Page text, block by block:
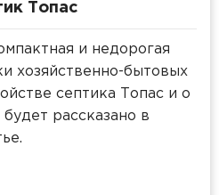
а также
массы
в горизонтальном
Топас
и недорогая
хозяйственно-бытовых
септика Топас и о
рассказано в